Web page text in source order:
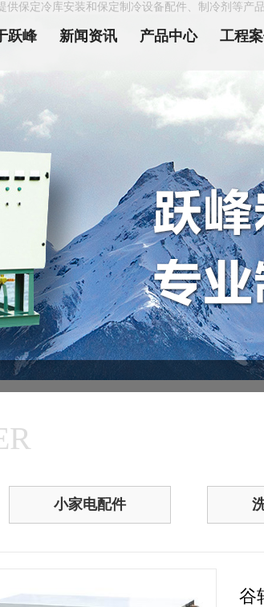
供保定冷库安装和保定制冷设备配件、制冷剂等产
跃峰 新闻资讯 产品中心 工程
小家电配件
谷